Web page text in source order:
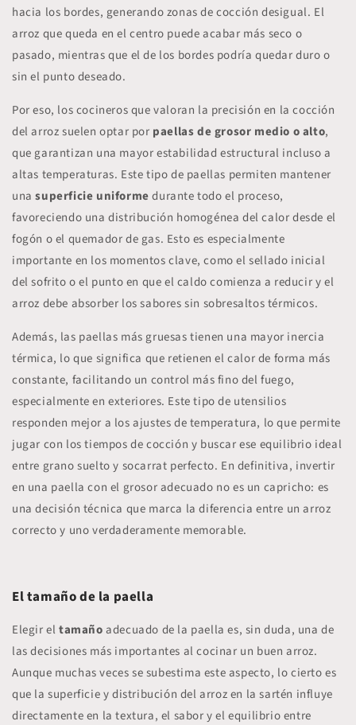
hacia los bordes, generando zonas de cocción desigual. El
arroz que queda en el centro puede acabar más seco o
pasado, mientras que el de los bordes podría quedar duro o
sin el punto deseado.
Por eso, los cocineros que valoran la precisión en la cocción
del arroz suelen optar por paellas de grosor medio o alto,
que garantizan una mayor estabilidad estructural incluso a
altas temperaturas. Este tipo de paellas permiten mantener
unasuperficie uniformedurante todo el proceso,
favoreciendo unadistribución homogénea del calordesde el
fogón o el quemador de gas. Esto es especialmente
importante en los momentos clave, como el sellado inicial
del sofrito o el punto en que el caldo comienza a reducir y el
arroz debe absorber los sabores sin sobresaltos térmicos.
Además, las paellas más gruesas tienen una mayor inercia
térmica, lo que significa que retienen el calor de forma más
constante, facilitando un control más fino del fuego,
especialmente en exteriores. Este tipo de utensilios
responden mejor a los ajustes de temperatura, lo que permite
jugar con los tiempos de cocción y buscar ese equilibrio ideal
entre grano suelto y socarrat perfecto. En definitiva, invertir
en una paella con el grosor adecuado no es un capricho: es
una decisión técnica que marca la diferencia entre un arroz
correcto y uno verdaderamente memorable.
El tamaño de la paella
Elegir eltamañoadecuado de la paella es, sin duda, una de
las decisiones más importantes al cocinar un buen arroz.
Aunque muchas veces se subestima este aspecto, lo cierto es
que lasuperficie y distribución del arrozen la sartén influye
directamente en la textura, el sabor y el equilibrio entre